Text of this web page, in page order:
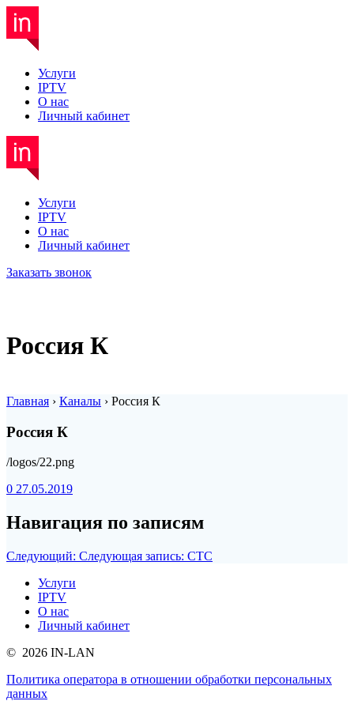
Услуги
IPTV
О нас
Личный кабинет
Услуги
IPTV
О нас
Личный кабинет
Заказать звонок
Россия К
Главная › Каналы › Россия К
Россия К
/logos/22.png
0 27.05.2019
Навигация по записям
Следующий: Следующая запись: СТС
Услуги
IPTV
О нас
Личный кабинет
© 2026 IN-LAN
Политика оператора в отношении обработки персональных
данных